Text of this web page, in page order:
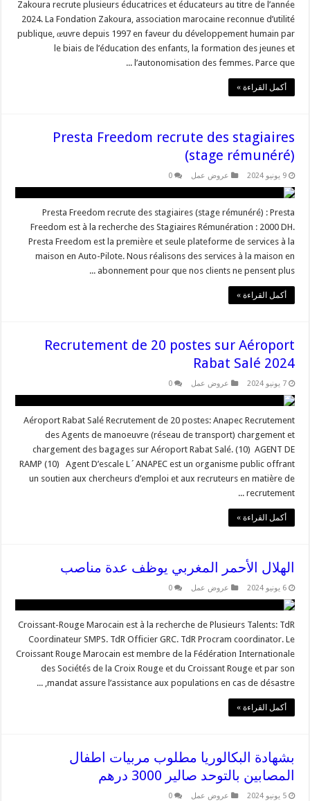
Zakoura recrute plusieurs éducatrices et éducateurs au titre de l’année
2024. La Fondation Zakoura, association marocaine reconnue d’utilité
publique, œuvre depuis 1997 en faveur du développement humain par
le biais de l’éducation des enfants, la formation des jeunes et
l’autonomisation des femmes. Parce que ...
أكمل القراءة »
Presta Freedom recrute des stagiaires
(stage rémunéré)
9 يونيو 2024 عروض عمل 0
Presta Freedom recrute des stagiaires (stage rémunéré) : Presta
Freedom est à la recherche des Stagiaires Rémunération : 2000 DH.
Presta Freedom est la première et seule plateforme de services à la
maison en Auto-Pilote. Nous réalisons des services à la maison en
abonnement pour que nos clients ne pensent plus ...
أكمل القراءة »
Recrutement de 20 postes sur Aéroport
Rabat Salé 2024
7 يونيو 2024 عروض عمل 0
Aéroport Rabat Salé Recrutement de 20 postes: Anapec Recrutement
des Agents de manoeuvre (réseau de transport) chargement et
chargement des bagages sur Aéroport Rabat Salé. (10) AGENT DE
RAMP (10) Agent D’escale L´ANAPEC est un organisme public offrant
un soutien aux chercheurs d’emploi et aux recruteurs en matière de
recrutement ...
أكمل القراءة »
الهلال الأحمر المغربي يوظف عدة مناصب
6 يونيو 2024 عروض عمل 0
Croissant-Rouge Marocain est à la recherche de Plusieurs Talents: TdR
Coordinateur SMPS. TdR Officier GRC. TdR Procram coordinator. Le
Croissant Rouge Marocain est membre de la Fédération Internationale
des Sociétés de la Croix Rouge et du Croissant Rouge et par son
mandat assure l’assistance aux populations en cas de désastre, ...
أكمل القراءة »
بشهادة البكالوريا مطلوب مربيات اطفال
المصابين بالتوحد صالير 3000 درهم
5 يونيو 2024 عروض عمل 0